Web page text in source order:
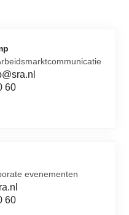
60
evenementen
60